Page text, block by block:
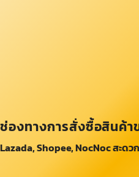
ช่องทางการสั่งซื้อสินค้า
Lazada, Shopee, NocNoc สะด